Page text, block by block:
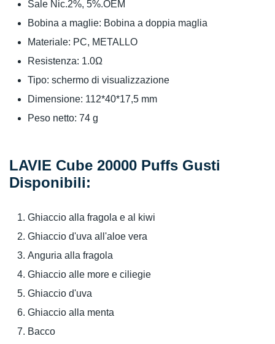
Sale Nic.2%, 5%.OEM
Bobina a maglie: Bobina a doppia maglia
Materiale: PC, METALLO
Resistenza: 1.0Ω
Tipo: schermo di visualizzazione
Dimensione: 112*40*17,5 mm
Peso netto: 74 g
LAVIE Cube 20000 Puffs Gusti
Disponibili:
Ghiaccio alla fragola e al kiwi
Ghiaccio d'uva all'aloe vera
Anguria alla fragola
Ghiaccio alle more e ciliegie
Ghiaccio d'uva
Ghiaccio alla menta
Bacco